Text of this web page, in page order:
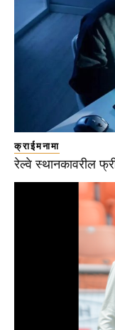
क्राईमनामा
रेल्वे स्थानकावरील